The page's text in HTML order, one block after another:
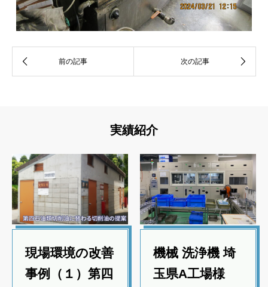
実績紹介
現場環境の改善
事例（１）第四
機械 洗浄機 埼
玉県A工場様